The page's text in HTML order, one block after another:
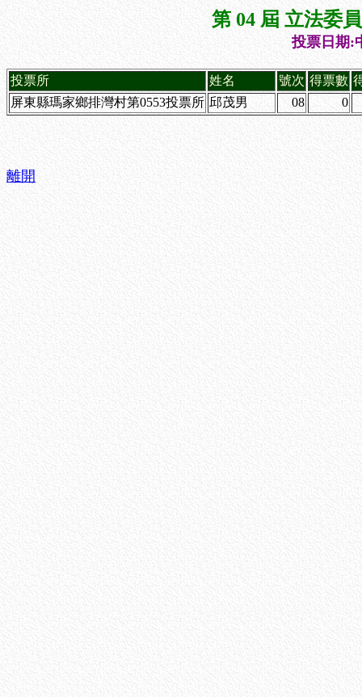
第 04 屆 立法委
投票日期:
投票所 姓名 號次 得票數
屏東縣瑪家鄉排灣村第0553投票所 邱茂男 08 0
離開